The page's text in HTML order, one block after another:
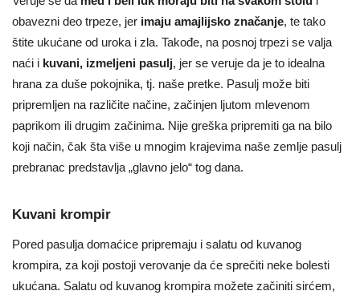
obavezni deo trpeze, jer imaju amajlijsko značanje, te tako
štite ukućane od uroka i zla. Takođe, na posnoj trpezi se valja
naći i kuvani, izmeljeni pasulj, jer se veruje da je to idealna
hrana za duše pokojnika, tj. naše pretke. Pasulj može biti
pripremljen na različite načine, začinjen ljutom mlevenom
paprikom ili drugim začinima. Nije greška pripremiti ga na bilo
koji način, čak šta više u mnogim krajevima naše zemlje pasulj
prebranac predstavlja „glavno jelo“ tog dana.
Kuvani krompir
Pored pasulja domaćice pripremaju i salatu od kuvanog
krompira, za koji postoji verovanje da će sprečiti neke bolesti
ukućana. Salatu od kuvanog krompira možete začiniti sirćem,